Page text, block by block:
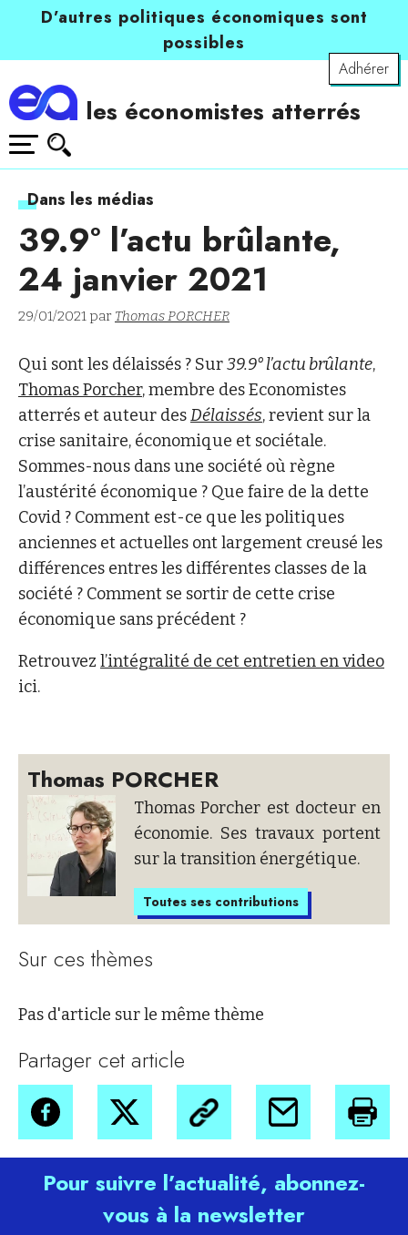
D’autres politiques économiques sont
possibles
Adhérer
les économistes atterrés
Dans les médias
39.9° l’actu brûlante,
24 janvier 2021
29/01/2021 par Thomas PORCHER
Qui sont les délaissés ? Sur39.9° l’actu brûlante,
Thomas Porcher, membre des Economistes
atterrés et auteur desDélaissés, revient sur la
crise sanitaire, économique et sociétale.
Sommes-nous dans une société où règne
l’austérité économique ? Que faire de la dette
Covid ? Comment est-ce que les politiques
anciennes et actuelles ont largement creusé les
différences entres les différentes classes de la
société ? Comment se sortir de cette crise
économique sans précédent ?
Retrouvez l’intégralité de cet entretien en video
ici.
Thomas PORCHER
Thomas Porcher est docteur en
économie. Ses travaux portent
sur la transition énergétique.
Toutes ses contributions
Sur ces thèmes
Pas d'article sur le même thème
Partager cet article
Pour suivre l’actualité, abonnez-
vous à la newsletter